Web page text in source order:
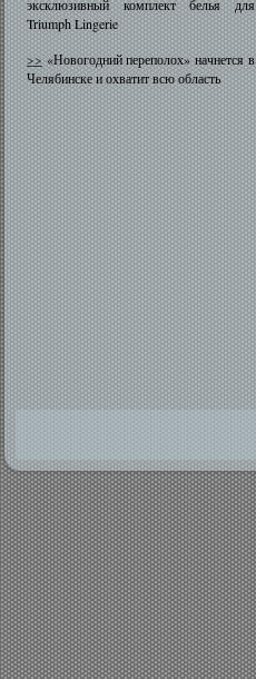
эксклюзивный комплект белья для
Triumph Lingerie
>>«Новогодний переполох» начнется в
Челябинске и охватит всю область